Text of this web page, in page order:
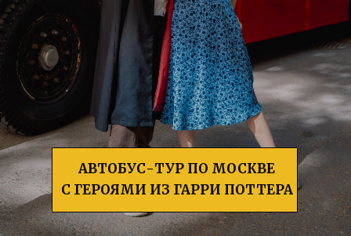
АВТОБУС-ТУР ПО МОСКВЕ
С ГЕРОЯМИ ИЗ ГАРРИ ПОТТЕРА